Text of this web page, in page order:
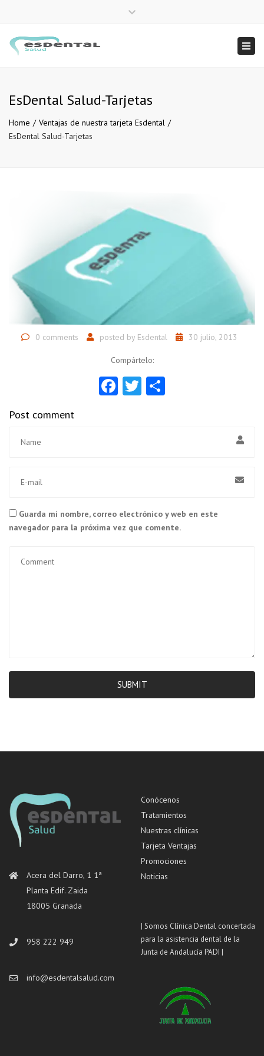
958 222 949
EsDental Salud-Tarjetas
Home
Ventajas de nuestra tarjeta Esdental
EsDental Salud-Tarjetas
0 comments posted by Esdental 30 julio, 2013
Compártelo:
Facebook
Twitter
Post comment
Guarda mi nombre, correo electrónico y web en este
navegador para la próxima vez que comente.
SUBMIT
Acera del Darro, 1 1ª
Planta Edif. Zaida
18005 Granada
958 222 949
info@esdentalsalud.com
Conócenos
Tratamientos
Nuestras clínicas
Tarjeta Ventajas
Promociones
Noticias
| Somos Clínica Dental concertada
para la asistencia dental de la
Junta de Andalucía PADI |